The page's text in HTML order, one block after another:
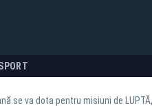
se va dota pentru misiuni de